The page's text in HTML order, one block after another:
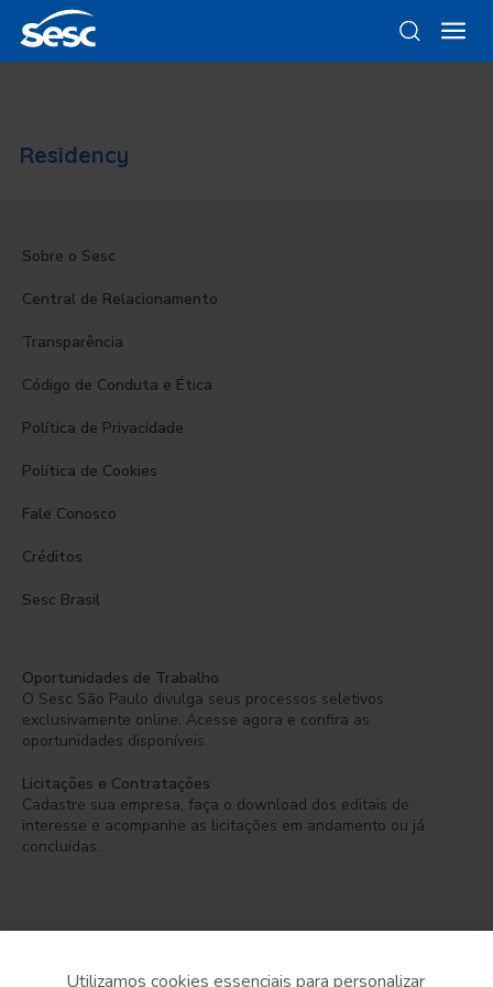
Residency
Sobre o Sesc
Central de Relacionamento
Transparência
Código de Conduta e Ética
Política de Privacidade
Política de Cookies
Fale Conosco
Créditos
Sesc Brasil
Oportunidades de Trabalho
O Sesc São Paulo divulga seus processos seletivos
exclusivamente online. Acesse agora e confira as
oportunidades disponíveis.
Licitações e Contratações
Cadastre sua empresa, faça o download dos editais de
interesse e acompanhe as licitações em andamento ou já
concluídas.
Utilizamos cookies essenciais para personalizar